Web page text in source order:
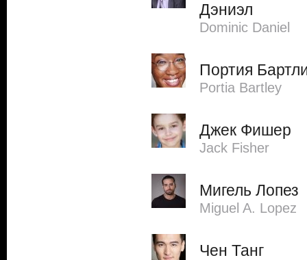
Дэниэл
Dominic Daniel
Портия
Portia Bartley
Джек Фишер
Jack Fisher
Мигель Лопез
Miguel A. Lopez
Чен Танг